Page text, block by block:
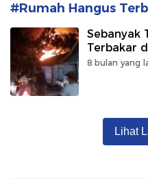
#Rumah Hangus
Sebanyak
Terbakar
8 bulan yang
Lihat